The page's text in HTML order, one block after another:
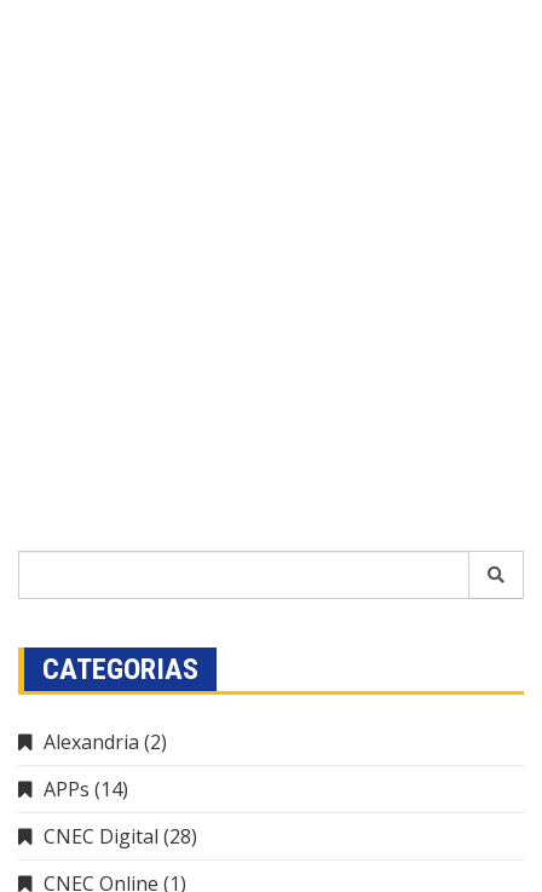
CATEGORIAS
Alexandria (2)
APPs (14)
CNEC Digital (28)
CNEC Online (1)